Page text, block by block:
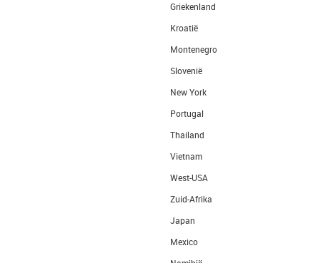
Griekenland
Kroatië
Montenegro
Slovenië
New York
Portugal
Thailand
Vietnam
West-USA
Zuid-Afrika
Japan
Mexico